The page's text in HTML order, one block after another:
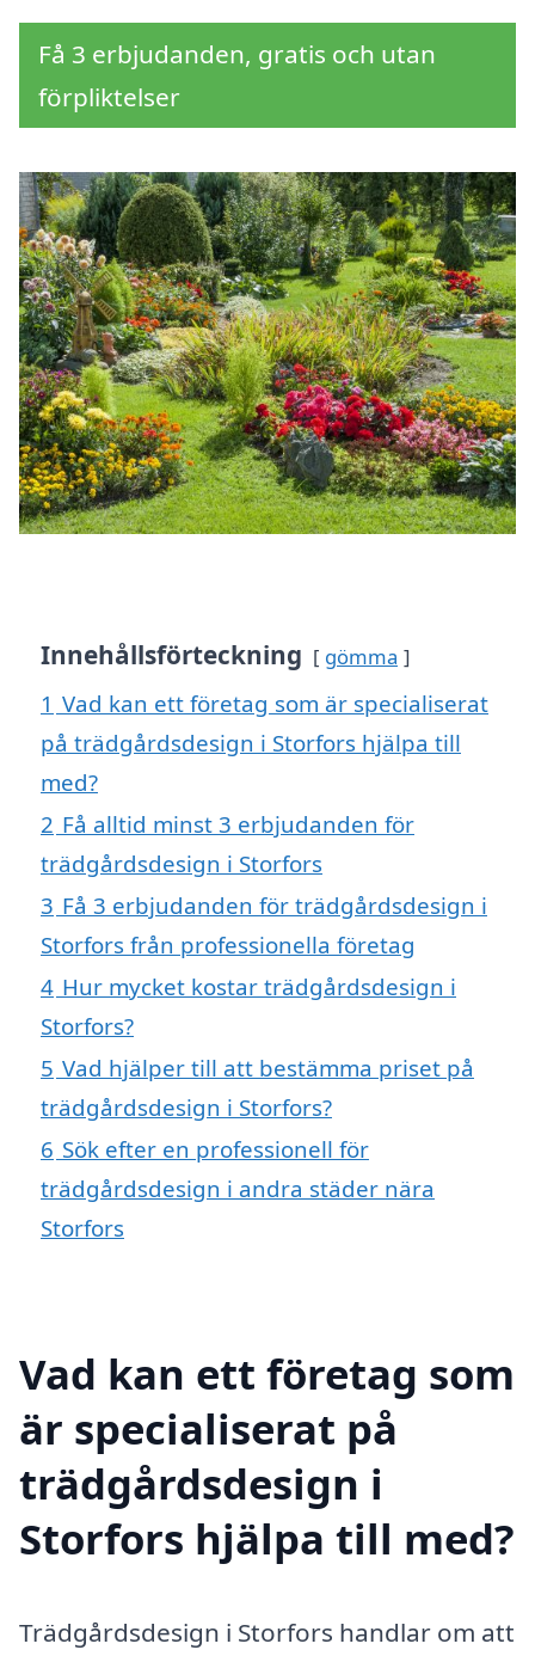
Få 3 erbjudanden, gratis och utan
förpliktelser
Innehållsförteckning gömma
1 Vad kan ett företag som är specialiserat
på trädgårdsdesign i Storfors hjälpa till
med?
2 Få alltid minst 3 erbjudanden för
trädgårdsdesign i Storfors
3 Få 3 erbjudanden för trädgårdsdesign i
Storfors från professionella företag
4 Hur mycket kostar trädgårdsdesign i
Storfors?
5 Vad hjälper till att bestämma priset på
trädgårdsdesign i Storfors?
6 Sök efter en professionell för
trädgårdsdesign i andra städer nära
Storfors
Vad kan ett företag som
är specialiserat på
trädgårdsdesign i
Storfors hjälpa till med?
Trädgårdsdesign i Storfors handlar om att